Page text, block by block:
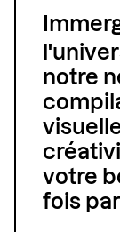
notre
votre
fois